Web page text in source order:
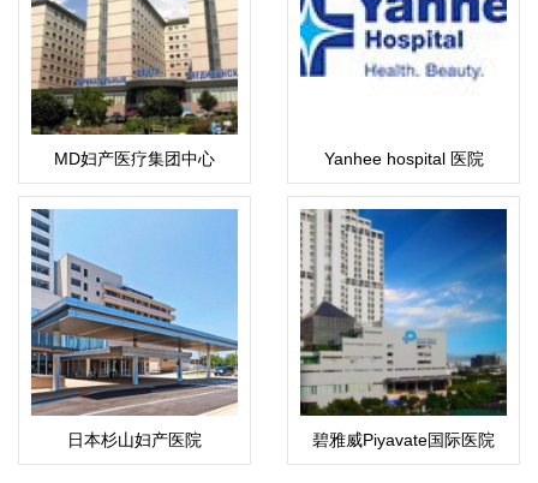
MD妇产医疗集团中心 Yanhee hospital 医院
日本杉山妇产医院 碧雅威Piyavate国际医院